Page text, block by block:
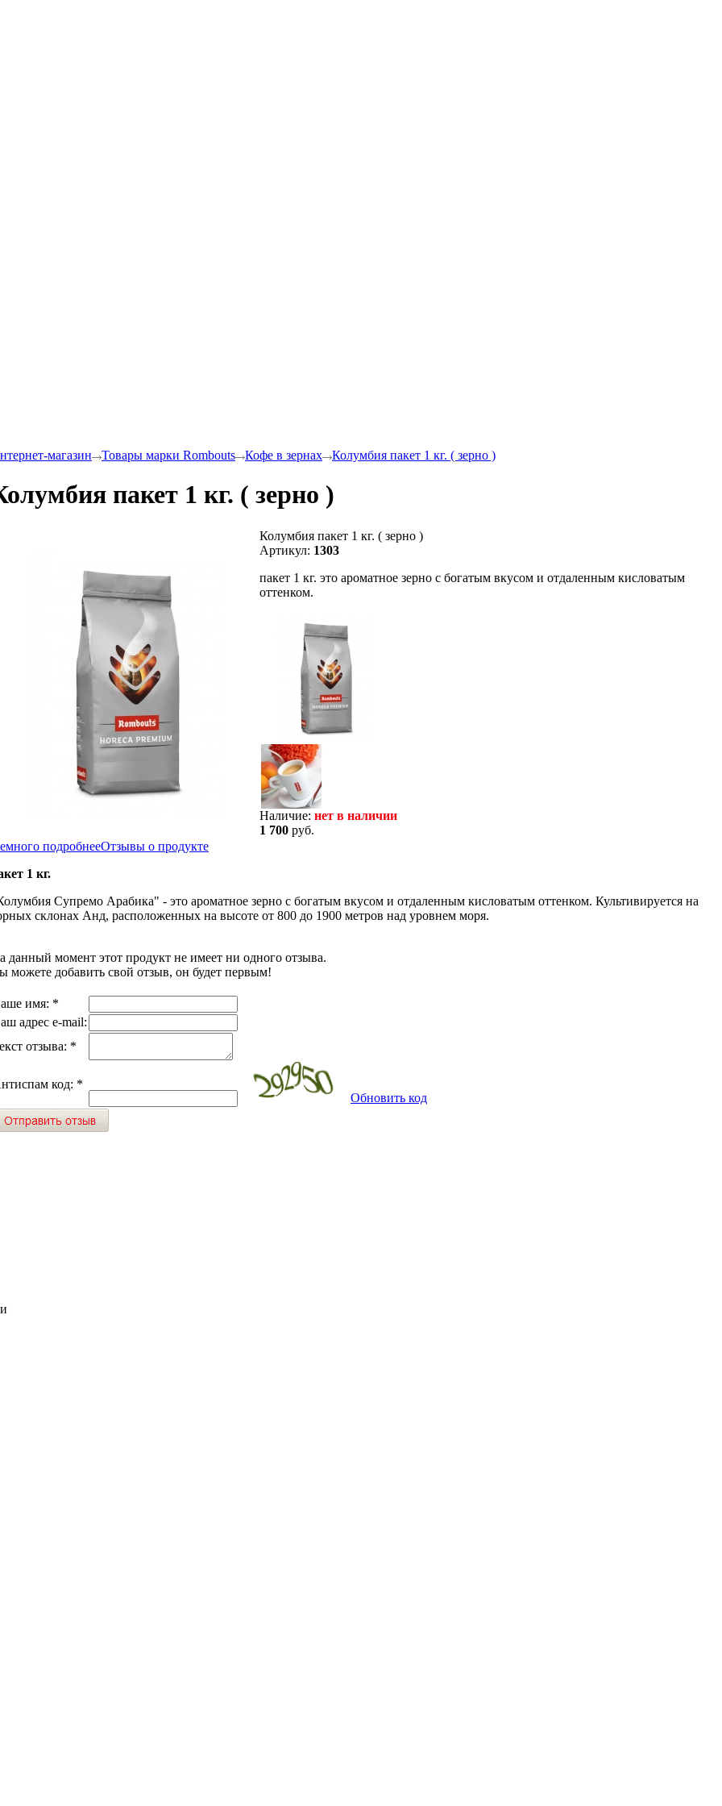
магазин Товары марки Rombouts Кофе в зернах Колумбия пакет 1 кг. ( зерно )
пакет 1 кг. ( зерно )
Колумбия пакет 1 кг. ( зерно )
Артикул: 1303
пакет 1 кг. это ароматное зерно с богатым вкусом и отдаленным кисловатым
оттенком.
Наличие: нет в наличии
1 700 руб.
подробнееОтзывы о продукте
1 кг.
Супремо Арабика" - это ароматное зерно с богатым вкусом и отдаленным кисловатым оттенком. Культивируется на
склонах Анд, расположенных на высоте от 800 до 1900 метров над уровнем моря.
данный момент этот продукт не имеет ни одного отзыва.
можете добавить свой отзыв, он будет первым!
имя: *
адрес e-mail:
отзыва: *
код: *
Обновить код